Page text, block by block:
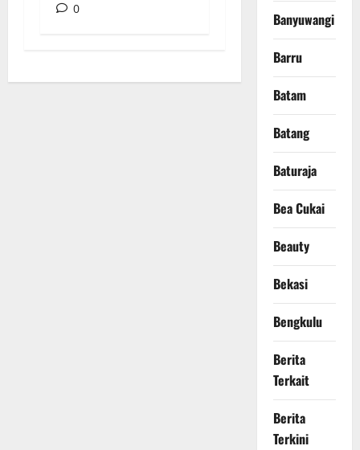
0
Banyuwangi
Barru
Batam
Batang
Baturaja
Bea Cukai
Beauty
Bekasi
Bengkulu
Berita
Terkait
Berita
Terkini